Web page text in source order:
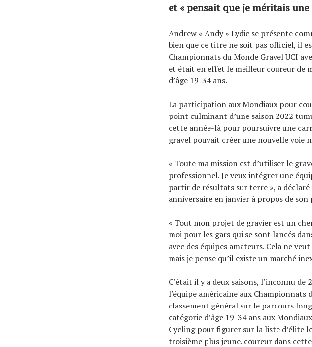
et « pensait que je méritais une
Andrew « Andy » Lydic se présente
bien que ce titre ne soit pas officiel, il
Championnats du Monde Gravel UCI
et était en effet le meilleur coureur de
d’âge 19-34 ans.
La participation aux Mondiaux pour
point culminant d’une saison 2022
cette année-là pour poursuivre une
gravel pouvait créer une nouvelle voie
« Toute ma mission est d’utiliser le
professionnel. Je veux intégrer une
partir de résultats sur terre », a déclaré
anniversaire en janvier à propos de son
« Tout mon projet de gravier est un
moi pour les gars qui se sont lancés
avec des équipes amateurs. Cela ne
mais je pense qu’il existe un marché
C’était il y a deux saisons, l’inconnu
l’équipe américaine aux
classement général sur le parcours
catégorie d’âge 19-34 ans aux
Cycling pour figurer sur la liste d’élite
troisième plus jeune. coureur dans